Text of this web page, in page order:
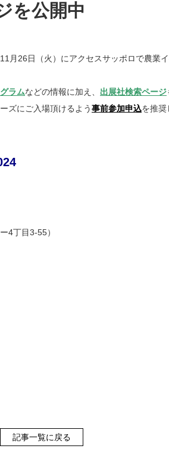
を公開中
月26日（火）にアクセスサッポロで農業
ラムなどの情報に加え、 出展社検索ページ
ズにご入場頂けるよう事前参加申込を推奨
4丁目3-55）
記事一覧に戻る